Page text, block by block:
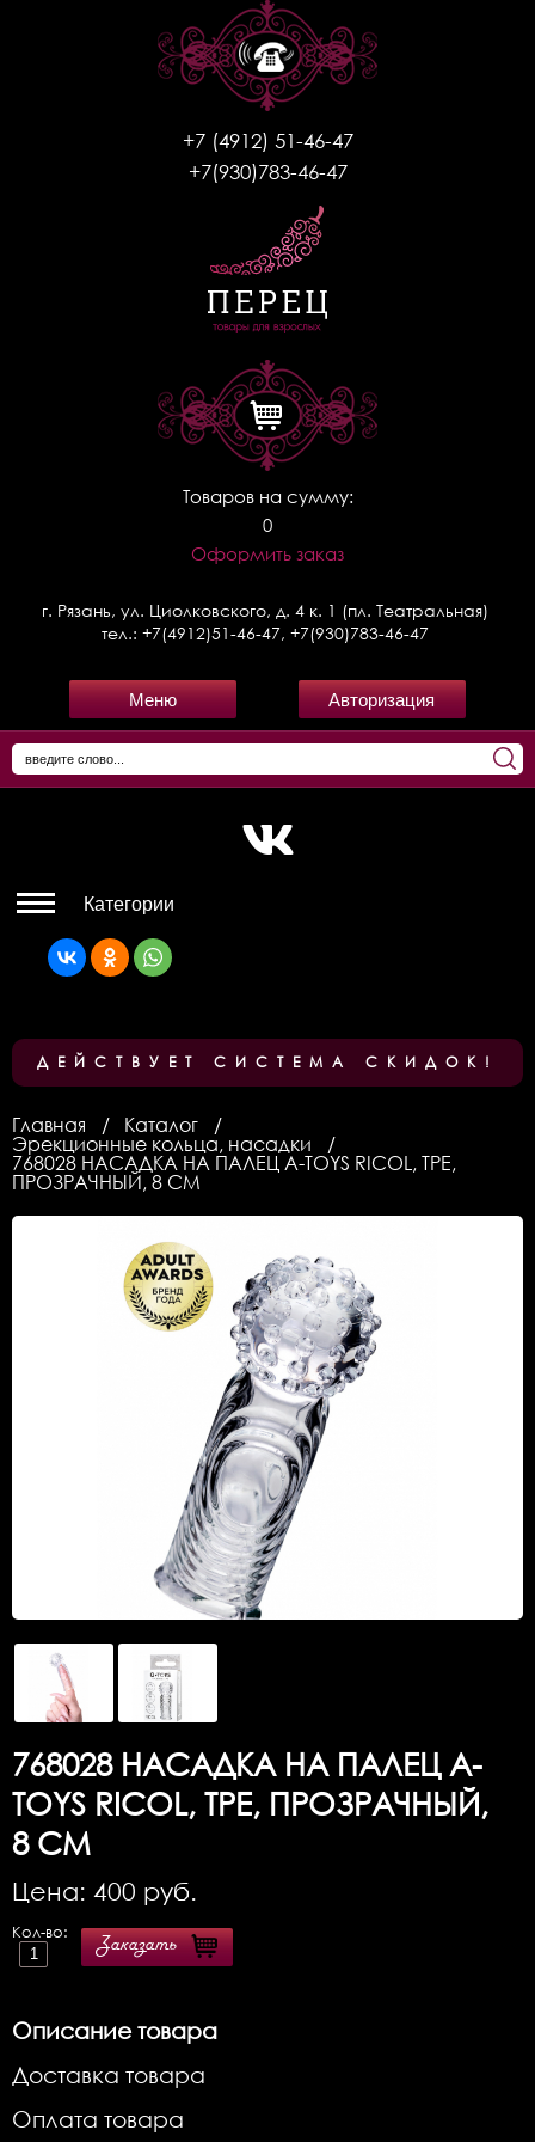
+7 (4912) 51-46-47
+7(930)783-46-47
Товаров на сумму:
0
Оформить заказ
г. Рязань, ул. Циолковского, д. 4 к. 1 (пл. Театральная)
тел.: +7(4912)51-46-47, +7(930)783-46-47
Меню Авторизация
Категории
ДЕЙСТВУЕТ СИСТЕМА СКИДОК!
Главная
Каталог
Эрекционные кольца, насадки
768028 НАСАДКА НА ПАЛЕЦ A-TOYS RICOL, ТРЕ,
ПРОЗРАЧНЫЙ, 8 СМ
768028НАСАДКА НА ПАЛЕЦ A-
TOYS RICOL, ТРЕ, ПРОЗРАЧНЫЙ,
8 СМ
Цена: 400 руб.
Кол-во:
Заказать
Описание товара
Доставка товара
Оплата товара